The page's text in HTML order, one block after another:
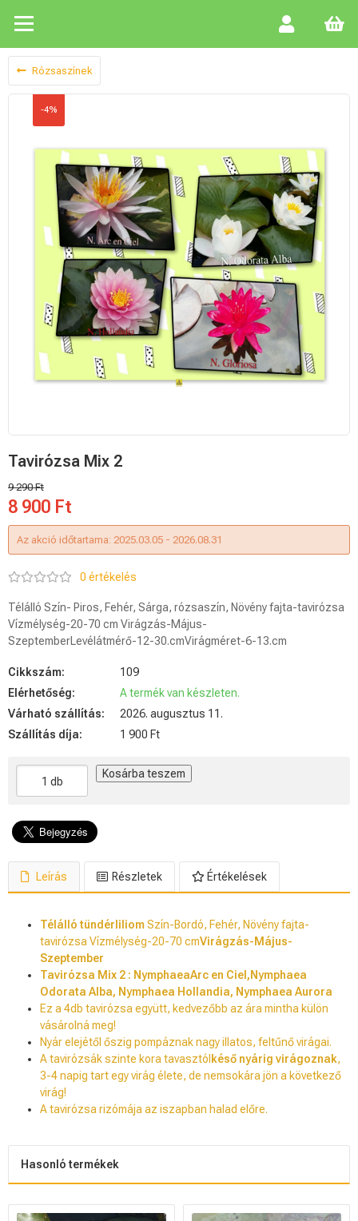
Rózsaszínek
-4%
Tavirózsa Mix 2
9 290 Ft
8 900 Ft
Az akció időtartama: 2025.03.05 - 2026.08.31
0 értékelés
Télálló Szín- Piros, Fehér, Sárga, rózsaszín, Növény fajta-tavirózsa
Vízmélység-20-70 cm Virágzás-Május-
SzeptemberLevélátmérő-12-30.cmVirágméret-6-13.cm
Cikkszám:
109
Elérhetőség:
A termék van készleten.
Várható szállítás:
2026. augusztus 11.
Szállítás díja:
1 900 Ft
Kosárba teszem
Leírás Részletek Értékelések
Télálló tündérliliomSzín-Bordó, Fehér, Növény fajta-
tavirózsa Vízmélység-20-70 cmVirágzás-Május-
Szeptember
Tavirózsa Mix 2 : NymphaeaArc en Ciel,Nymphaea
Odorata Alba, Nymphaea Hollandia, Nymphaea Aurora
Ez a 4db tavirózsa együtt, kedvezőbb az ára mintha külön
vásárolná meg!
Nyár elejétől őszig pompáznak nagy illatos, feltűnő virágai.
A tavirózsák szinte kora tavasztól késő nyárig virágoznak,
3-4 napig tart egy virág élete, de nemsokára jön a következő
virág!
A tavirózsa rizómája az iszapban halad előre.
Hasonló termékek